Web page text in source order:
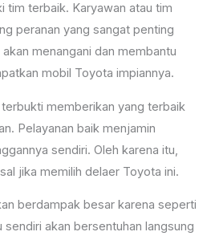
tim terbaik. Karyawan atau tim
peranan yang sangat penting
menangani dan membantu
mobil Toyota impiannya.
memberikan yang terbaik
Pelayanan baik menjamin
sendiri. Oleh karena itu,
jika memilih delaer Toyota ini.
berdampak besar karena seperti
akan bersentuhan langsung